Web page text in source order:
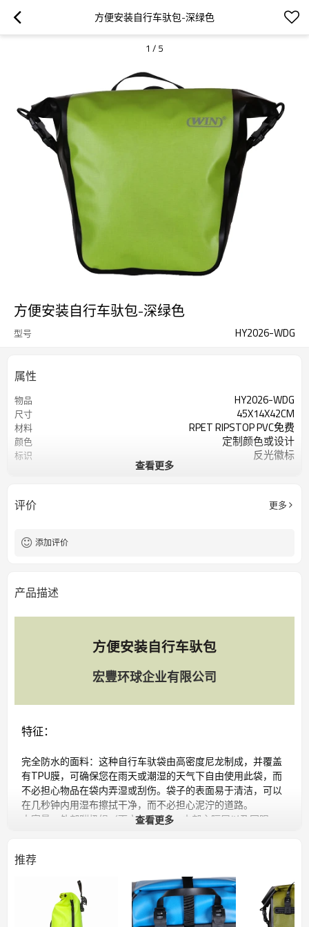
方便安装自行车驮包-深绿色
1 / 5
方便安装自行车驮包-深绿色
型号 HY2026-WDG
属性
物品 HY2026-WDG
尺寸 45X14X42CM
材料 RPET RIPSTOP PVC免费
颜色 定制颜色或设计
标识 反光徽标
查看更多
评价 更多
添加评价
产品描述
方便安装自行车驮包
宏豐环球企业有限公司
特征：
完全防水的面料：这种自行车驮袋由高密度尼龙制成，并覆盖
有TPU膜，可确保您在雨天或潮湿的天气下自由使用此袋，而
不必担心物品在袋内弄湿或刮伤。袋子的表面易于清洁，可以
在几秒钟内用湿布擦拭干净，而不必担心泥泞的道路。
大容量：外部蹦极绳（雨衣，雨伞）+内部主隔层以及网眼
多种场合，例如户外长途骑行，日常通勤或运输杂货。
三点固定系统：袋子背面的两个可移动带扣可帮助您根据自行
车架将袋子调整至正确的位置.360度可旋转支架用于将袋子固
定至侧杆以防止袋子从弹跳出来。无需其他工具即可轻松进行
调整，这些工具成为了真正的快速发布系统。
查看更多
推荐